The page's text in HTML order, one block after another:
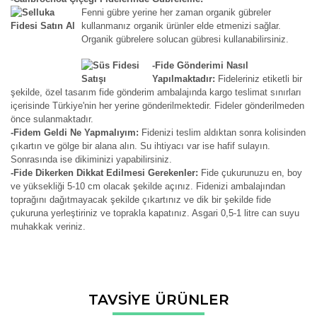
Fenni gübre yerine her zaman organik gübreler
kullanmanız organik ürünler elde etmenizi sağlar.
Organik gübrelere solucan gübresi kullanabilirsiniz.
-Fide Gönderimi Nasıl
Yapılmaktadır: Fideleriniz etiketli bir
şekilde, özel tasarım fide gönderim ambalajında kargo teslimat sınırları
içerisinde Türkiye'nin her yerine gönderilmektedir. Fideler gönderilmeden
önce sulanmaktadır.
-Fidem Geldi Ne Yapmalıyım: Fidenizi teslim aldıktan sonra kolisinden
çıkartın ve gölge bir alana alın. Su ihtiyacı var ise hafif sulayın.
Sonrasında ise dikiminizi yapabilirsiniz.
-Fide Dikerken Dikkat Edilmesi Gerekenler: Fide çukurunuzu en, boy
ve yüksekliği 5-10 cm olacak şekilde açınız. Fidenizi ambalajından
toprağını dağıtmayacak şekilde çıkartınız ve dik bir şekilde fide
çukuruna yerleştiriniz ve toprakla kapatınız. Asgari 0,5-1 litre can suyu
muhakkak veriniz.
Bu ürünün fiyat bilgisi, resim, ürün açıklamalarında ve diğer
konularda yetersiz gördüğünüz noktaları öneri formunu
TAVSİYE ÜRÜNLER